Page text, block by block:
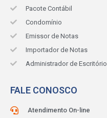
Pacote Contábil
Condomínio
Emissor de Notas
Importador de Notas
Administrador de Escritório
FALE CONOSCO
Atendimento On-line